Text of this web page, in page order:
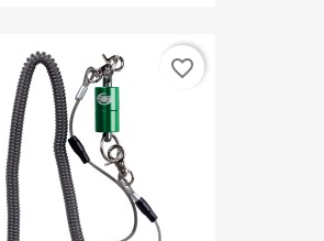
favorite_border